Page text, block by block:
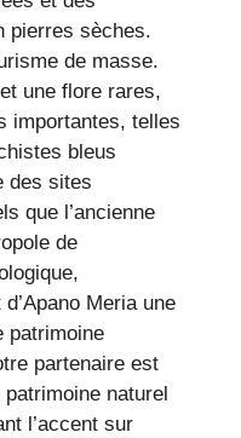
pierres sèches.
de masse.
une flore rares,
importantes, telles
bleus
des sites
que l’ancienne
de
Meria une
patrimoine
partenaire est
naturel
l’accent sur